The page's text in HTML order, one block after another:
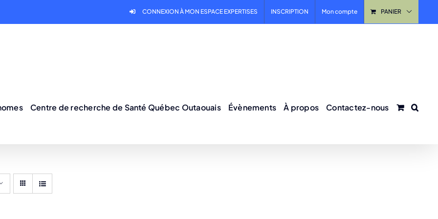
CONNEXION À MON ESPACE EXPERTISES INSCRIPTION Mon compte PANIER
Centre de recherche de Santé Québec Outaouais Évènements À propos Contactez-nous